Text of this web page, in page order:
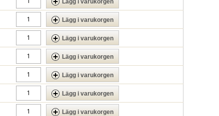
Lägg i varukorgen
Lägg i varukorgen
Lägg i varukorgen
Lägg i varukorgen
Lägg i varukorgen
Lägg i varukorgen